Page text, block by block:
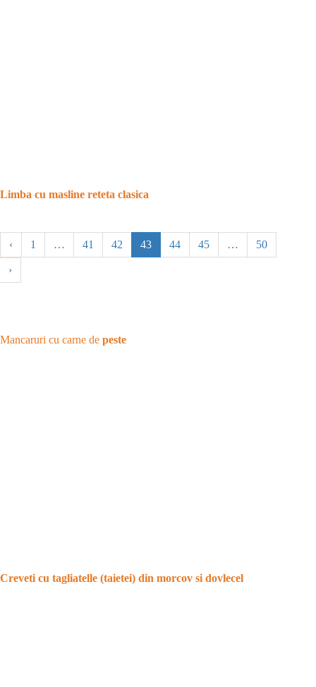
Limba cu masline reteta clasica
‹ 1 … 41 42 43 44 45 … 50
›
Mancaruri cu carne de peste
Creveti cu tagliatelle (taietei) din morcov si dovlecel